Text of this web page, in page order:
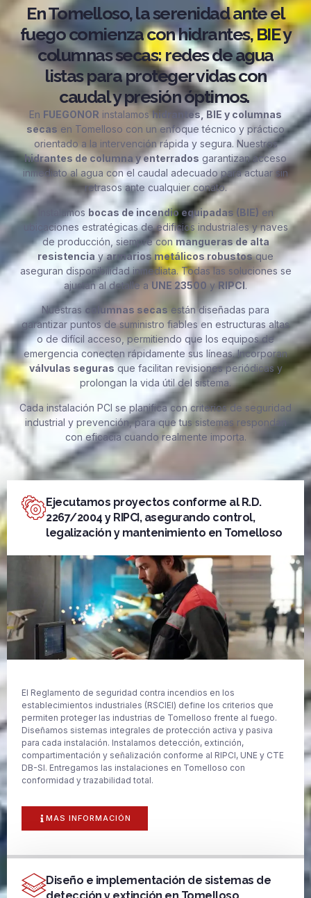
En Tomelloso, la serenidad ante el
fuego comienza con hidrantes, BIE y
columnas secas: redes de agua
listas para proteger vidas con
caudal y presión óptimos.
En FUEGONOR instalamoshidrantes, BIE y columnas
secas en Tomelloso con un enfoque técnico y práctico
orientado a la intervención rápida y segura. Nuestros
hidrantes de columna y enterrados garantizan acceso
inmediato al agua con el caudal adecuado para actuar sin
retrasos ante cualquier conato.
Instalamos bocas de incendio equipadas (BIE) en
ubicaciones estratégicas de edificios industriales y naves
de producción, siempre conmangueras de alta
resistencia yarmarios metálicos robustosque
aseguran disponibilidad inmediata. Todas las soluciones se
ajustan al detalle a UNE 23500 y RIPCI.
Nuestras columnas secas están diseñadas para
garantizar puntos de suministro fiables en estructuras altas
o de difícil acceso, permitiendo que los equipos de
emergencia conecten rápidamente sus líneas. Incorporan
válvulas seguras que facilitan revisiones periódicas y
prolongan la vida útil del sistema.
Cada instalación PCI se planifica con criterios de seguridad
industrial y prevención, para que tus sistemas respondan
con eficacia cuando realmente importa.
Ejecutamos proyectos conforme al R.D.
2267/2004 y RIPCI, asegurando control,
legalización y mantenimiento en Tomelloso
El Reglamento de seguridad contra incendios en los
establecimientos industriales (RSCIEI) define los criterios que
permiten proteger las industrias de Tomelloso frente al fuego.
Diseñamos sistemas integrales de protección activa y pasiva
para cada instalación. Instalamos detección, extinción,
compartimentación y señalización conforme al RIPCI, UNE y CTE
DB-SI. Entregamos las instalaciones en Tomelloso con
conformidad y trazabilidad total.
MAS INFORMACIÓN
Diseño e implementación de sistemas de